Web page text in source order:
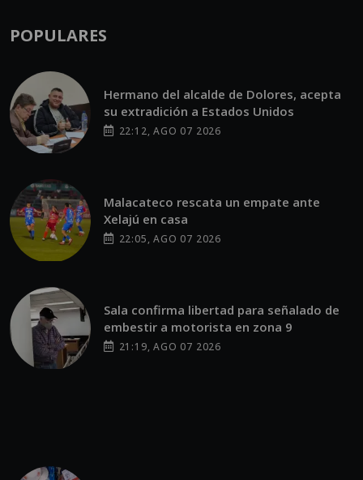
POPULARES
Hermano del alcalde de Dolores, acepta
su extradición a Estados Unidos
22:12, AGO 07 2026
Malacateco rescata un empate ante
Xelajú en casa
22:05, AGO 07 2026
Sala confirma libertad para señalado de
embestir a motorista en zona 9
21:19, AGO 07 2026